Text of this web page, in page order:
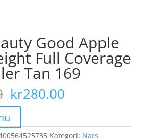
Good Apple
Full Coverage
Tan 169
Det
ursprungliga
priset
var:
kr280.00Det
är:
Kategori: Nars